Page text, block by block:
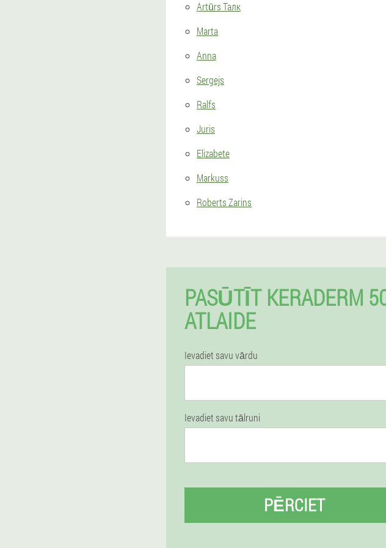
Artūrs Талк
Marta
Anna
Sergejs
Ralfs
Juris
Elizabete
Markuss
Roberts Zarins
PASŪTĪT KERADERM
ATLAIDE
Ievadiet savu vārdu
Ievadiet savu tālruni
PĒRCIET